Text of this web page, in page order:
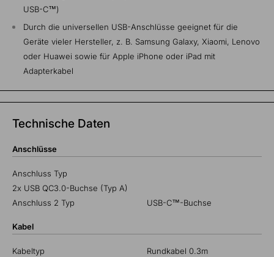
USB-C™)
Durch die universellen USB-Anschlüsse geeignet für die
Geräte vieler Hersteller, z. B. Samsung Galaxy, Xiaomi, Lenovo
oder Huawei sowie für Apple iPhone oder iPad mit
Adapterkabel
Technische Daten
Anschlüsse
Anschluss Typ
2x USB QC3.0-Buchse (Typ A)
Anschluss 2 Typ
USB-C™-Buchse
Kabel
Kabeltyp Rundkabel 0.3m